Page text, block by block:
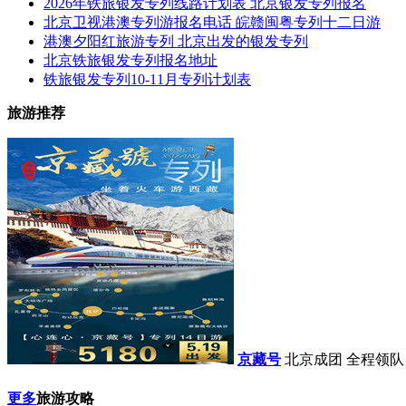
2026年铁旅银发专列线路计划表 北京银发专列报名
北京卫视港澳专列游报名电话 皖赣闽粤专列十二日游
港澳夕阳红旅游专列 北京出发的银发专列
北京铁旅银发专列报名地址
铁旅银发专列10-11月专列计划表
旅游推荐
京藏号 北京成团 全程领
更多旅游攻略